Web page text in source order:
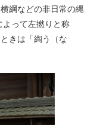
綱などの非日常の縄
って左撚りと称
きは「綯う（な